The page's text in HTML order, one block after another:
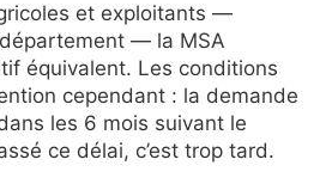
et exploitants —
— la MSA
équivalent. Les conditions
cependant : la demande
les 6 mois suivant le
ce délai, c’est trop tard.